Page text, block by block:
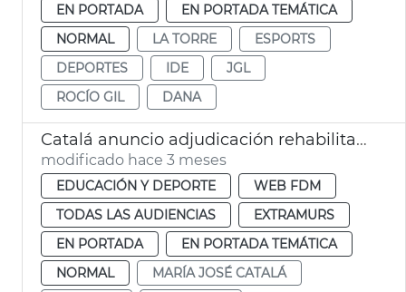
EN PORTADA
EN PORTADA TEMÁTICA
NORMAL
LA TORRE
ESPORTS
DEPORTES
IDE
JGL
ROCÍO GIL
DANA
Catalá anuncio adjudicación rehabilitación complejo deportivo Abastos
modificado hace 3 meses
EDUCACIÓN Y DEPORTE
WEB FDM
TODAS LAS AUDIENCIAS
EXTRAMURS
EN PORTADA
EN PORTADA TEMÁTICA
NORMAL
MARÍA JOSÉ CATALÁ